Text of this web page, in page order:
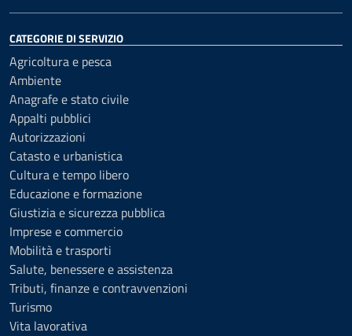
CATEGORIE DI SERVIZIO
Agricoltura e pesca
Ambiente
Anagrafe e stato civile
Appalti pubblici
Autorizzazioni
Catasto e urbanistica
Cultura e tempo libero
Educazione e formazione
Giustizia e sicurezza pubblica
Imprese e commercio
Mobilità e trasporti
Salute, benessere e assistenza
Tributi, finanze e contravvenzioni
Turismo
Vita lavorativa